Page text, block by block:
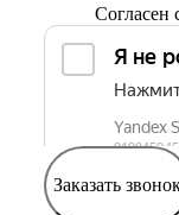
Согласен
Заказать